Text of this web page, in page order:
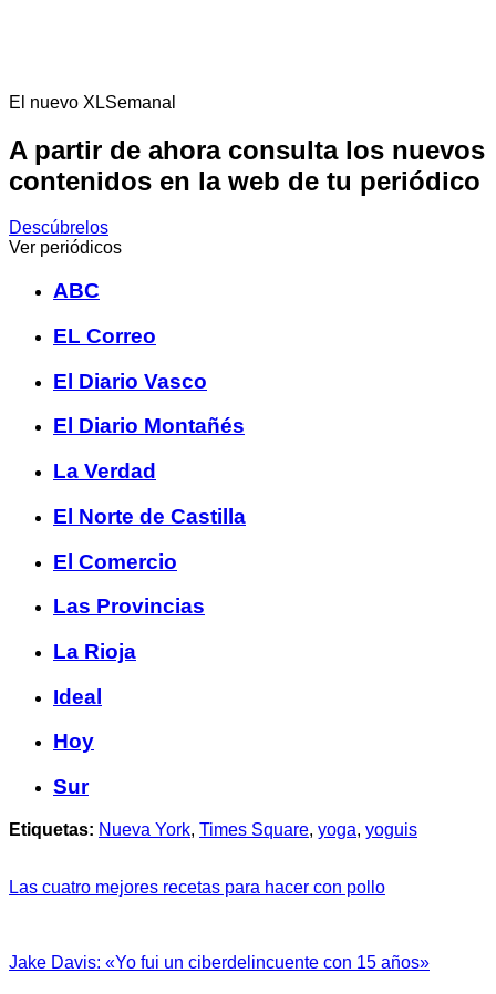
El nuevo XLSemanal
A partir de ahora consulta los nuevos
contenidos en la web de tu periódico
Descúbrelos
Ver periódicos
ABC
EL Correo
El Diario Vasco
El Diario Montañés
La Verdad
El Norte de Castilla
El Comercio
Las Provincias
La Rioja
Ideal
Hoy
Sur
Etiquetas: Nueva York, Times Square, yoga, yoguis
Las cuatro mejores recetas para hacer con pollo
Jake Davis: «Yo fui un ciberdelincuente con 15 años»